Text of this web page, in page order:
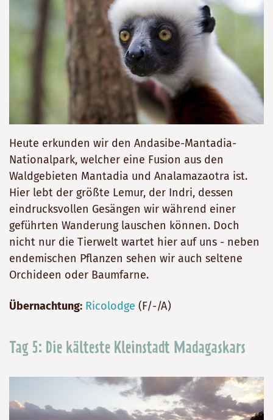
Heute erkunden wir den Andasibe-Mantadia-
Nationalpark, welcher eine Fusion aus den
Waldgebieten Mantadia und Analamazaotra ist.
Hier lebt der größte Lemur, der Indri, dessen
eindrucksvollen Gesängen wir während einer
geführten Wanderung lauschen können. Doch
nicht nur die Tierwelt wartet hier auf uns - neben
endemischen Pflanzen sehen wir auch seltene
Orchideen oder Baumfarne.
Übernachtung: Ricolodge (F/-/A)
Tag 5: Die kälteste Kleinstadt Madagaskars